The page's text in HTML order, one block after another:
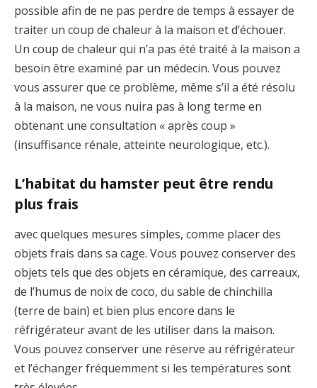
possible afin de ne pas perdre de temps à essayer de
traiter un coup de chaleur à la maison et d’échouer.
Un coup de chaleur qui n’a pas été traité à la maison a
besoin être examiné par un médecin. Vous pouvez
vous assurer que ce problème, même s’il a été résolu
à la maison, ne vous nuira pas à long terme en
obtenant une consultation « après coup »
(insuffisance rénale, atteinte neurologique, etc.).
L’habitat du hamster peut être rendu
plus frais
avec quelques mesures simples, comme placer des
objets frais dans sa cage. Vous pouvez conserver des
objets tels que des objets en céramique, des carreaux,
de l’humus de noix de coco, du sable de chinchilla
(terre de bain) et bien plus encore dans le
réfrigérateur avant de les utiliser dans la maison.
Vous pouvez conserver une réserve au réfrigérateur
et l’échanger fréquemment si les températures sont